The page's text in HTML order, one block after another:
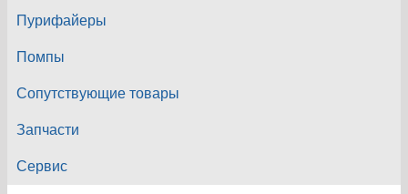
Пурифайеры
Помпы
Сопутствующие товары
Запчасти
Сервис